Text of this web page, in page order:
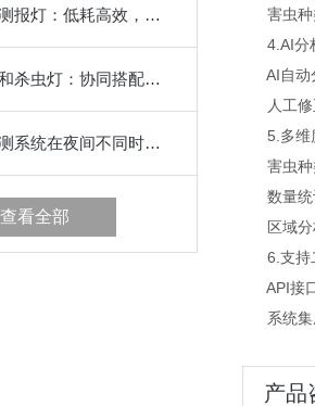
投射式虫情测报灯：低耗高效，园区虫害监测新选择
虫情测报灯和杀虫灯：协同搭配，测报防治一体，虫害管控双保险
果园虫情监测系统在夜间不同时段的诱虫效果有何不同?
查看全部
害虫种类
4.AI分
AI自动分
人工修正
5.多维
害虫种类
数量统计
区域分析
6.支持二
API接口
系统集成
产品